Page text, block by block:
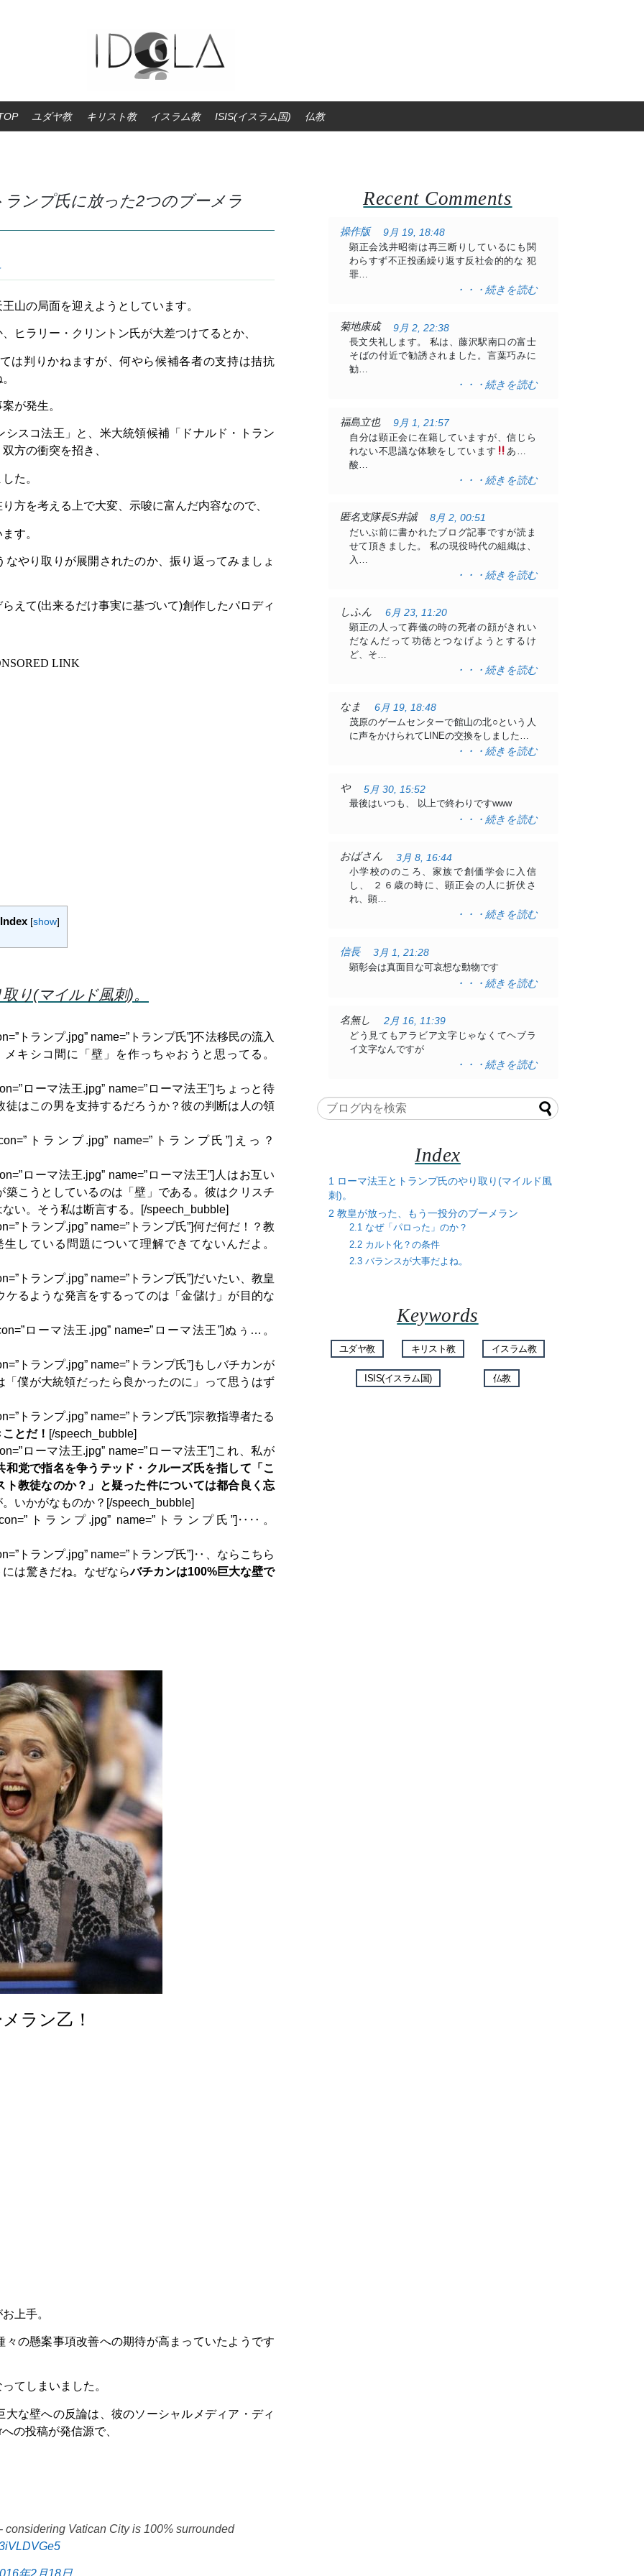
ユダヤ教 キリスト教 イスラム教 ISIS(イスラム国) 仏教
ンプ氏に放った2つのブーメラ
山の局面を迎えようとしています。
ヒラリー・クリントン氏が大差つけてるとか、
は判りかねますが、何やら候補各者の支持は拮抗
が発生。
スコ法王」と、米大統領候補「ドナルド・トラン
方の衝突を招き、
た。
方を考える上で大変、示唆に富んだ内容なので、
す。
やり取りが展開されたのか、振り返ってみましょ
えて(出来るだけ事実に基づいて)創作したパロディ
LINK
Index [show]
り(マイルド風刺)。
トランプ.jpg” name=”トランプ氏”]不法移民の流入
キシコ間に「壁」を作っちゃおうと思ってる。
ローマ法王.jpg” name=”ローマ法王”]ちょっと待
はこの男を支持するだろうか？彼の判断は人の領
icon=”トランプ.jpg” name=”トランプ氏”]えっ？
ローマ法王.jpg” name=”ローマ法王”]人はお互い
こうとしているのは「壁」である。彼はクリスチ
い。そう私は断言する。[/speech_bubble]
トランプ.jpg” name=”トランプ氏”]何だ何だ！？教
している問題について理解できてないんだよ。
トランプ.jpg” name=”トランプ氏”]だいたい、教皇
るような発言をするってのは「金儲け」が目的な
ローマ法王.jpg” name=”ローマ法王”]ぬぅ…。
トランプ.jpg” name=”トランプ氏”]もしバチカンが
僕が大統領だったら良かったのに」って思うはず
トランプ.jpg” name=”トランプ氏”]宗教指導者たる
とだ！ [/speech_bubble]
ローマ法王.jpg” name=”ローマ法王”]これ、私が
和党で指名を争うテッド・クルーズ氏を指して「こ
教徒なのか？」と疑った件については都合良く忘
いかがなものか？[/speech_bubble]
icon=”トランプ.jpg” name=”トランプ氏”]‥‥。
トランプ.jpg” name=”トランプ氏”]‥、ならこちら
は驚きだね。なぜならバチカンは100%巨大な壁で
ラン乙！
上手。
の懸案事項改善への期待が高まっていたようです
てしまいました。
な壁への反論は、彼のソーシャルメディア・ディ
の投稿が発信源で、
considering Vatican City is 100% surrounded
Recent Comments
操作版
9月 19, 18:48
顕正会浅井昭衛は再三断りしているにも関
わらすず不正投函繰り返す反社会的的な 犯
罪…
・・・続きを読む
菊地康成
9月 2, 22:38
長文失礼します。 私は、藤沢駅南口の富士
そばの付近で勧誘されました。言葉巧みに
勧…
・・・続きを読む
福島立也
9月 1, 21:57
自分は顕正会に在籍していますが、信じら
れない不思議な体験をしています
ある日
酸…
・・・続きを読む
匿名支隊長S井誠
8月 2, 00:51
だいぶ前に書かれたブログ記事ですが読ま
せて頂きました。 私の現役時代の組織は、
入…
・・・続きを読む
しふん
6月 23, 11:20
顕正の人って葬儀の時の死者の顔がきれい
だなんだって功徳とつなげようとするけ
ど、そ…
・・・続きを読む
なま
6月 19, 18:48
茂原のゲームセンターで館山の北○という人
に声をかけられてLINEの交換をしました…
・・・続きを読む
や
5月 30, 15:52
最後はいつも、 以上で終わりですwww
・・・続きを読む
おばさん
3月 8, 16:44
小学校ののころ、家族で創価学会に入信
し、 ２６歳の時に、顕正会の人に折伏さ
れ、顕…
・・・続きを読む
信長
3月 1, 21:28
顕彰会は真面目な可哀想な動物です
・・・続きを読む
名無し
2月 16, 11:39
どう見てもアラビア文字じゃなくてヘブラ
イ文字なんですが
・・・続きを読む
Index
1 ローマ法王とトランプ氏のやり取り(マイルド風
刺)。
2 教皇が放った、もう一投分のブーメラン
2.1 なぜ「パロった」のか？
2.2カルト化？の条件
2.3バランスが大事だよね。
Keywords
ユダヤ教 キリスト教 イスラム教
ISIS(イスラム国) 仏教